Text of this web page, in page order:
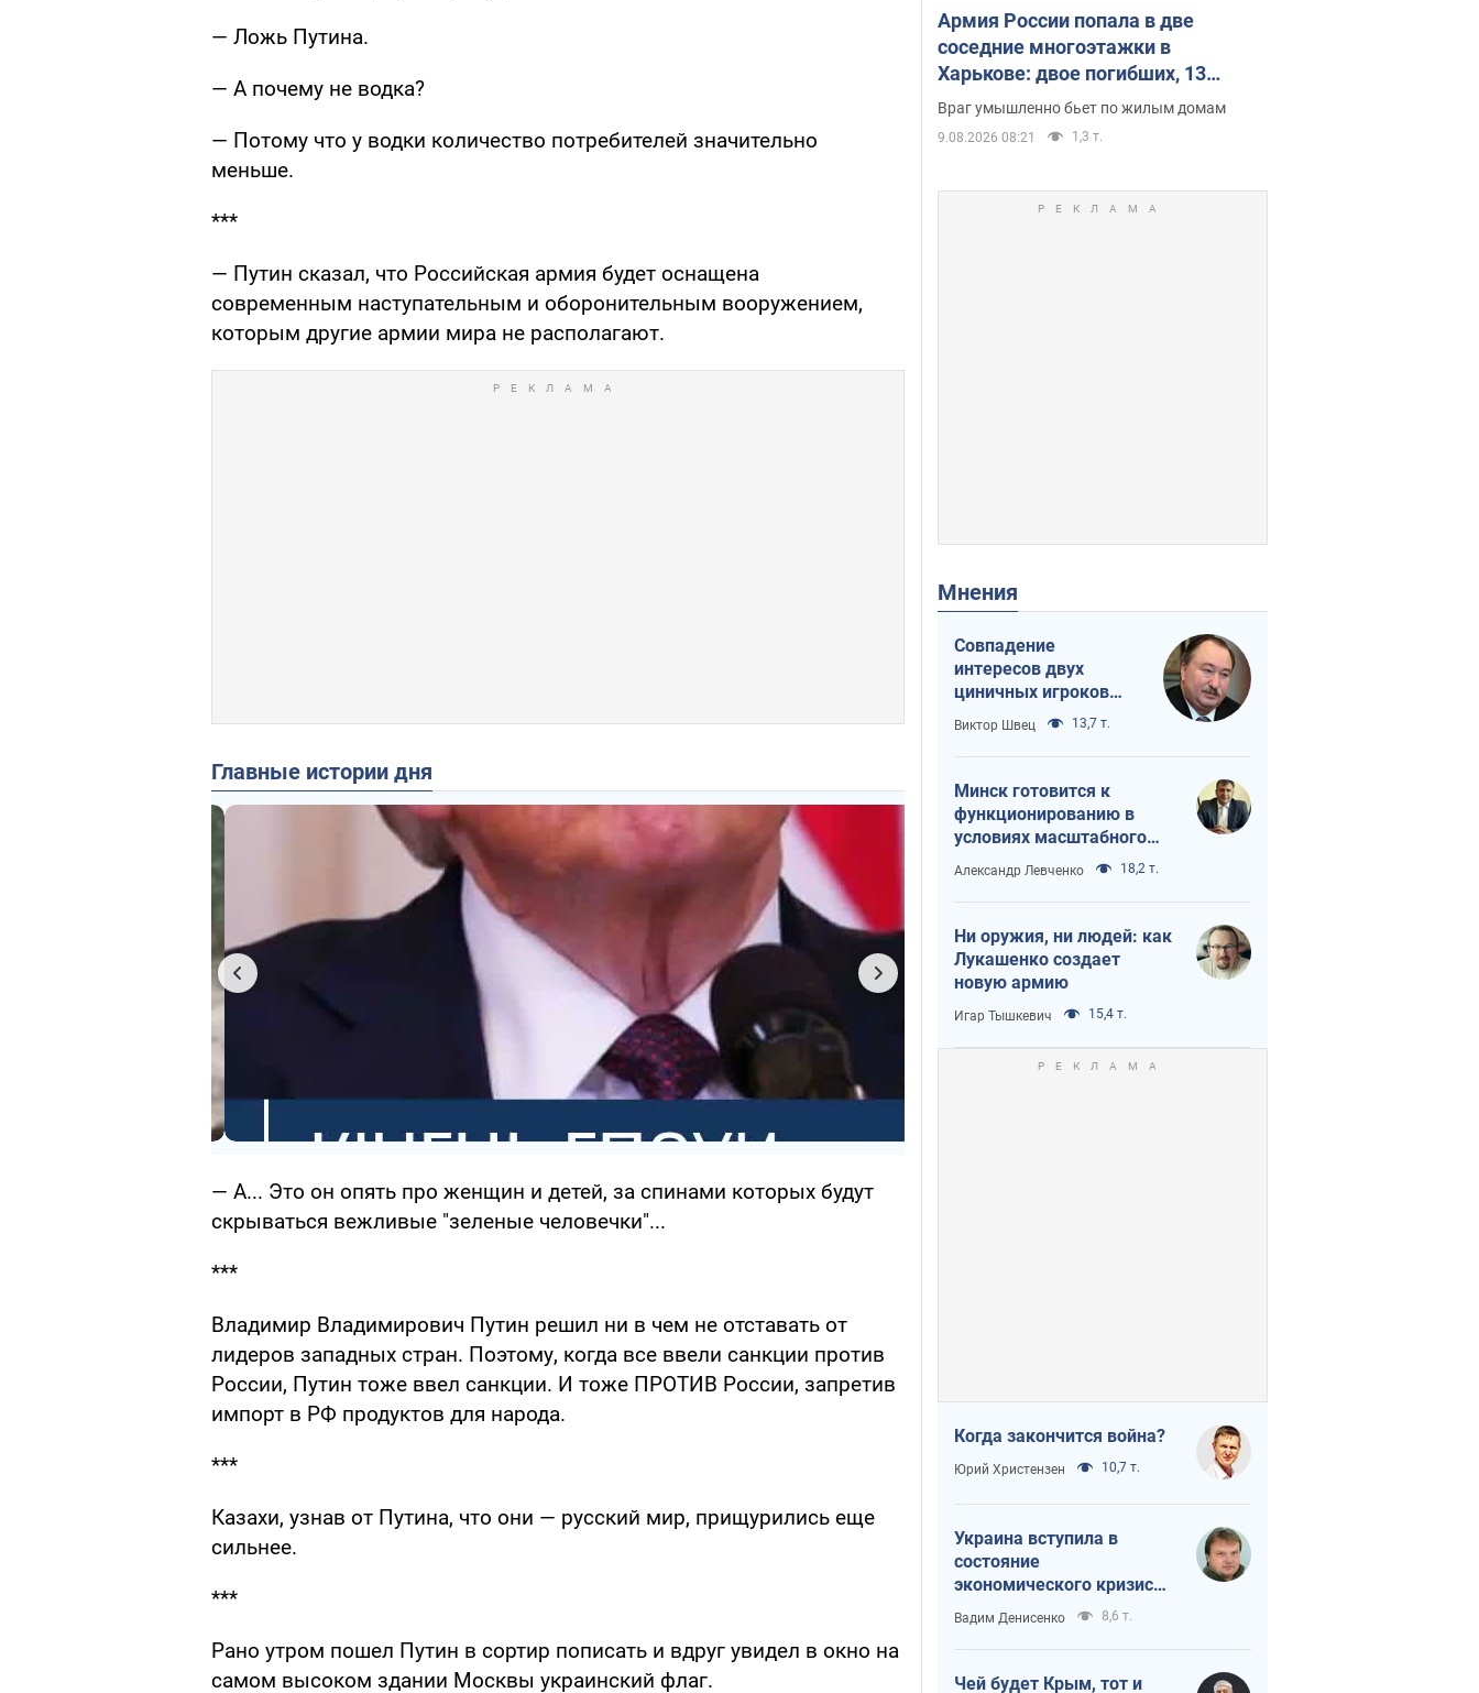
— Ложь Путина.
— А почему не водка?
— Потому что у водки количество потребителей значительно
меньше.
***
— Путин сказал, что Российская армия будет оснащена
современным наступательным и оборонительным вооружением,
которым другие армии мира не располагают.
Главные истории дня
— А... Это он опять про женщин и детей, за спинами которых будут
скрываться вежливые "зеленые человечки"...
***
Владимир Владимирович Путин решил ни в чем не отставать от
лидеров западных стран. Поэтому, когда все ввели санкции против
России, Путин тоже ввел санкции. И тоже ПРОТИВ России, запретив
импорт в РФ продуктов для народа.
***
Казахи, узнав от Путина, что они — русский мир, прищурились еще
сильнее.
***
Рано утром пошел Путин в сортир пописать и вдруг увидел в окно на
самом высоком здании Москвы украинский флаг.
Армия России попала в две
соседние многоэтажки в
Харькове: двое погибших, 13
пострадавших
Враг умышленно бьет по жилым домам
9.08.2026 08:21 1,3 т.
Мнения
Совпадение
интересов двух
циничных игроков
или тайный план
Трампа и Путина?
Виктор Швец 13,7 т.
Минск готовится к
функционированию в
условиях масштабного
военного кризиса
Александр Левченко 18,2 т.
Ни оружия, ни людей: как
Лукашенко создает
новую армию
Игар Тышкевич 15,4 т.
Когда закончится война?
Юрий Христензен 10,7 т.
Украина вступила в
состояние
экономического кризиса.
Есть ли свет в конце
туннеля?
Вадим Денисенко 8,6 т.
Чей будет Крым, тот и